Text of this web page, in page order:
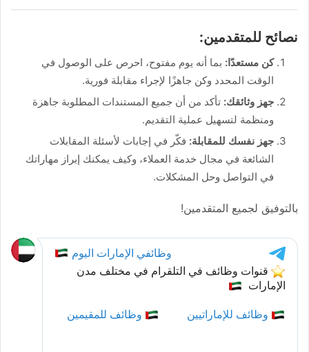
نصائح للمتقدمين:
كن مستعدًا: بما أنه يوم مفتوح، احرص على الوصول في
الوقت المحدد وكن جاهزًا لإجراء مقابلة فورية.
جهز وثائقك: تأكد من أن جميع المستندات المطلوبة جاهزة
ومنظمة لتسهيل عملية التقديم.
جهز نفسك للمقابلة: فكّر في إجابات لأسئلة المقابلات
الشائعة في مجال خدمة العملاء، وكيف يمكنك إبراز مهاراتك
في التواصل وحل المشكلات.
بالتوفيق لجميع المتقدمين!